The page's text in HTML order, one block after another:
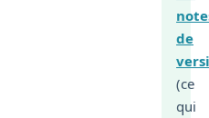
de
(ce
qui